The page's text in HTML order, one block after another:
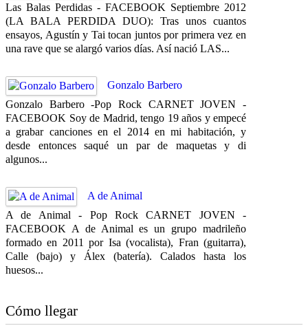
Las Balas Perdidas - FACEBOOK Septiembre 2012
(LA BALA PERDIDA DUO): Tras unos cuantos
ensayos, Agustín y Tai tocan juntos por primera vez en
una rave que se alargó varios días. Así nació LAS...
Gonzalo Barbero
Gonzalo Barbero -Pop Rock CARNET JOVEN -
FACEBOOK Soy de Madrid, tengo 19 años y empecé
a grabar canciones en el 2014 en mi habitación, y
desde entonces saqué un par de maquetas y di
algunos...
A de Animal
A de Animal - Pop Rock CARNET JOVEN -
FACEBOOK A de Animal es un grupo madrileño
formado en 2011 por Isa (vocalista), Fran (guitarra),
Calle (bajo) y Álex (batería). Calados hasta los
huesos...
Cómo llegar